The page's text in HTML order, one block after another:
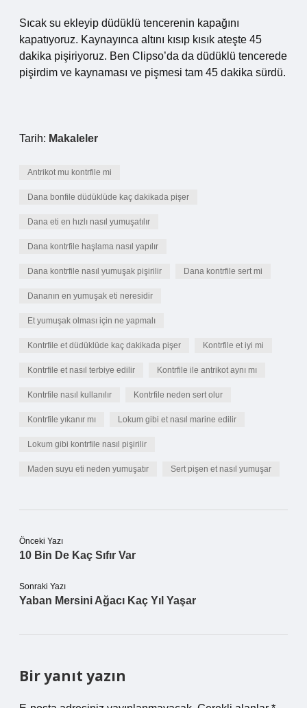
Sıcak su ekleyip düdüklü tencerenin kapağını
kapatıyoruz. Kaynayınca altını kısıp kısık ateşte 45
dakika pişiriyoruz. Ben Clipso’da da düdüklü tencerede
pişirdim ve kaynaması ve pişmesi tam 45 dakika sürdü.
Tarih: Makaleler
Antrikot mu kontrfile mi
Dana bonfile düdüklüde kaç dakikada pişer
Dana eti en hızlı nasıl yumuşatılır
Dana kontrfile haşlama nasıl yapılır
Dana kontrfile nasıl yumuşak pişirilir Dana kontrfile sert mi
Dananın en yumuşak eti neresidir
Et yumuşak olması için ne yapmalı
Kontrfile et düdüklüde kaç dakikada pişer Kontrfile et iyi mi
Kontrfile et nasıl terbiye edilir Kontrfile ile antrikot aynı mı
Kontrfile nasıl kullanılır Kontrfile neden sert olur
Kontrfile yıkanır mı Lokum gibi et nasıl marine edilir
Lokum gibi kontrfile nasıl pişirilir
Maden suyu eti neden yumuşatır Sert pişen et nasıl yumuşar
Önceki Yazı
10 Bin De Kaç Sıfır Var
Sonraki Yazı
Yaban Mersini Ağacı Kaç Yıl Yaşar
Bir yanıt yazın